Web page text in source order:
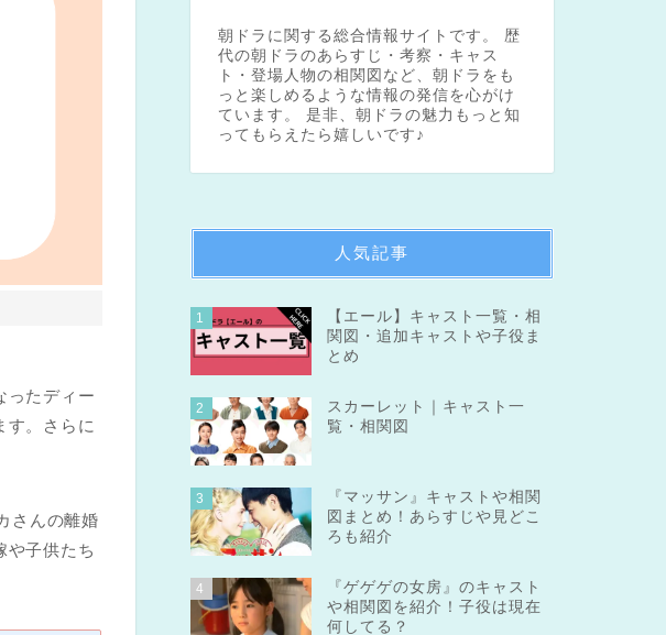
ったディー
す。さらに
さんの離婚
や子供たち
朝ドラに関する総合情報サイトです。 歴
代の朝ドラのあらすじ・考察・キャス
ト・登場人物の相関図など、朝ドラをも
っと楽しめるような情報の発信を心がけ
ています。 是非、朝ドラの魅力もっと知
ってもらえたら嬉しいです♪
人気記事
1
【エール】キャスト一覧・相
関図・追加キャストや子役ま
とめ
2
スカーレット｜キャスト一
覧・相関図
3
『マッサン』キャストや相関
図まとめ！あらすじや見どこ
ろも紹介
4
『ゲゲゲの女房』のキャスト
や相関図を紹介！子役は現在
何してる？